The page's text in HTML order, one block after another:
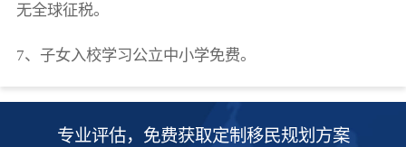
无全球征税。
7、子女入校学习公立中小学免费。
专业评估，免费获取定制移民规划方案